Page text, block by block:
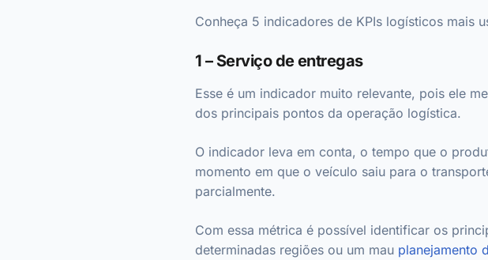
Conheça 5 indicadores de KPIs logísticos mais
1 – Serviço de entregas
Esse é um indicador muito relevante, pois ele
dos principais pontos da operação logística.
O indicador leva em conta, o tempo que o
momento em que o veículo saiu para o
parcialmente.
Com essa métrica é possível identificar os
determinadas regiões ou um mau planejamento